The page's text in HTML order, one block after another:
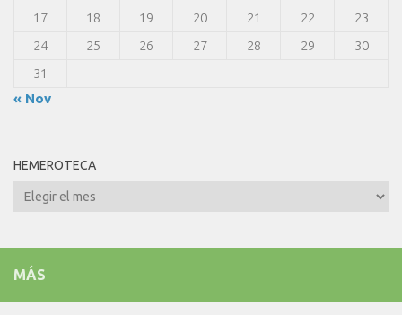
17
18 19 20 21 22
23
24
25 26 27 28 29
30
31
« Nov
HEMEROTECA
Hemeroteca
MÁS